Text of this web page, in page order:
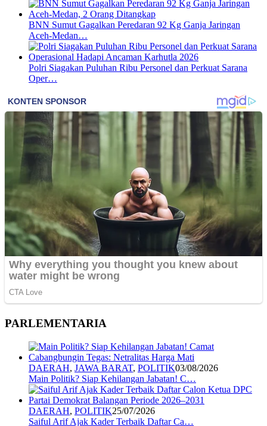
BNN Sumut Gagalkan Peredaran 92 Kg Ganja Jaringan
Aceh-Medan…
Polri Siagakan Puluhan Ribu Personel dan Perkuat Sarana
Oper…
PARLEMENTARIA
DAERAH, JAWA BARAT, POLITIK03/08/2026
Main Politik? Siap Kehilangan Jabatan! C…
DAERAH, POLITIK25/07/2026
Saiful Arif Ajak Kader Terbaik Daftar Ca…